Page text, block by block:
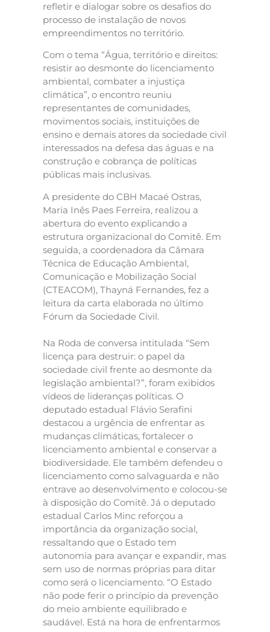
refletir e dialogar sobre os desafios do
processo de instalação de novos
empreendimentos no território.
Com o tema “Água, território e direitos:
resistir ao desmonte do licenciamento
ambiental, combater a injustiça
climática”, o encontro reuniu
representantes de comunidades,
movimentos sociais, instituições de
ensino e demais atores da sociedade civil
interessados na defesa das águas e na
construção e cobrança de políticas
públicas mais inclusivas.
A presidente do CBH Macaé Ostras,
Maria Inês Paes Ferreira, realizou a
abertura do evento explicando a
estrutura organizacional do Comitê. Em
seguida, a coordenadora da Câmara
Técnica de Educação Ambiental,
Comunicação e Mobilização Social
(CTEACOM), Thayná Fernandes, fez a
leitura da carta elaborada no último
Fórum da Sociedade Civil.
Na Roda de conversa intitulada “Sem
licença para destruir: o papel da
sociedade civil frente ao desmonte da
legislação ambiental?”, foram exibidos
vídeos de lideranças políticas. O
deputado estadual Flávio Serafini
destacou a urgência de enfrentar as
mudanças climáticas, fortalecer o
licenciamento ambiental e conservar a
biodiversidade. Ele também defendeu o
licenciamento como salvaguarda e não
entrave ao desenvolvimento e colocou-se
à disposição do Comitê. Já o deputado
estadual Carlos Minc reforçou a
importância da organização social,
ressaltando que o Estado tem
autonomia para avançar e expandir, mas
sem uso de normas próprias para ditar
como será o licenciamento. “O Estado
não pode ferir o princípio da prevenção
do meio ambiente equilibrado e
saudável. Está na hora de enfrentarmos